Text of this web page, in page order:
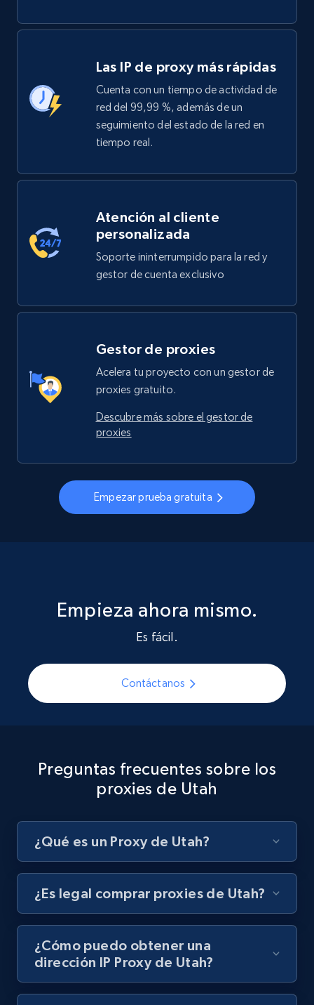
Las IP de proxy más rápidas
Cuenta con un tiempo de actividad de
red del 99,99 %, además de un
seguimiento del estado de la red en
tiempo real.
Atención al cliente
personalizada
Soporte ininterrumpido para la red y
gestor de cuenta exclusivo
Gestor de proxies
Acelera tu proyecto con un gestor de
proxies gratuito.
Descubre más sobre el gestor de
proxies
Empezar prueba gratuita
Empieza ahora mismo.
Es fácil.
Contáctanos
Preguntas frecuentes sobre los
proxies de Utah
¿Qué es un Proxy de Utah?
¿Es legal comprar proxies de Utah?
¿Cómo puedo obtener una
dirección IP Proxy de Utah?